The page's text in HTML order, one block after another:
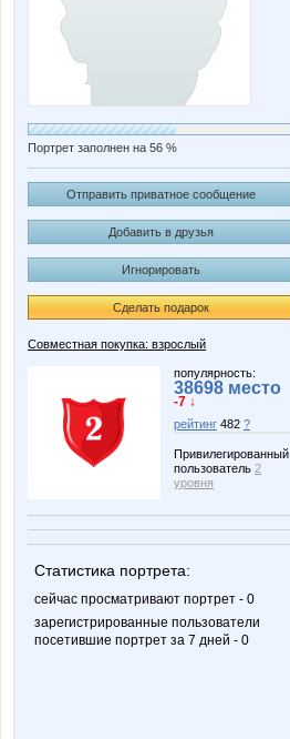
Портрет заполнен на 56 %
Отправить приватное сообщение
Добавить в друзья
Игнорировать
Сделать подарок
Совместная покупка: взрослый
популярность:
38698 место
-7 ↓
рейтинг 482 ?
Привилегированный
пользователь 2
уровня
Статистика портрета:
сейчас просматривают портрет - 0
зарегистрированные пользователи
посетившие портрет за 7 дней - 0